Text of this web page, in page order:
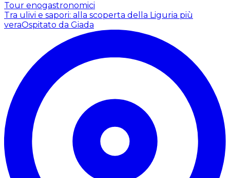
Tour enogastronomici
Tra ulivi e sapori: alla scoperta della Liguria più
veraOspitato da Giada